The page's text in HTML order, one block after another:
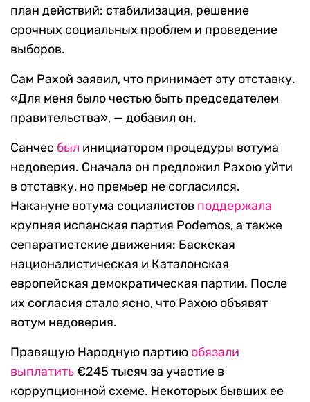
план действий: стабилизация, решение
срочных социальных проблем и проведение
выборов.
Сам Рахой заявил, что принимает эту отставку.
«Для меня было честью быть председателем
правительства», — добавил он.
Санчес был инициатором процедуры вотума
недоверия. Сначала он предложил Рахою уйти
в отставку, но премьер не согласился.
Накануне вотума социалистов поддержала
крупная испанская партия Podemos, а также
сепаратистские движения: Баскская
националистическая и Каталонская
европейская демократическая партии. После
их согласия стало ясно, что Рахою объявят
вотум недоверия.
Правящую Народную партию обязали
выплатить€245 тысяч за участие в
коррупционной схеме. Некоторых бывших ее